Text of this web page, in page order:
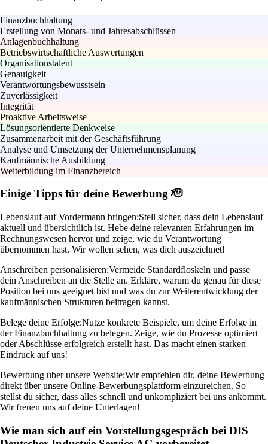
Finanzbuchhaltung
Erstellung von Monats- und Jahresabschlüssen
Anlagenbuchhaltung
Betriebswirtschaftliche Auswertungen
Organisationstalent
Genauigkeit
Verantwortungsbewusstsein
Zuverlässigkeit
Integrität
Proaktive Arbeitsweise
Lösungsorientierte Denkweise
Zusammenarbeit mit der Geschäftsführung
Analyse und Umsetzung der Unternehmensplanung
Kaufmännische Ausbildung
Weiterbildung im Finanzbereich
Einige Tipps für deine Bewerbung 🫡
Lebenslauf auf Vordermann bringen:Stell sicher, dass dein Lebenslauf
aktuell und übersichtlich ist. Hebe deine relevanten Erfahrungen im
Rechnungswesen hervor und zeige, wie du Verantwortung
übernommen hast. Wir wollen sehen, was dich auszeichnet!
Anschreiben personalisieren:Vermeide Standardfloskeln und passe
dein Anschreiben an die Stelle an. Erkläre, warum du genau für diese
Position bei uns geeignet bist und was du zur Weiterentwicklung der
kaufmännischen Strukturen beitragen kannst.
Belege deine Erfolge:Nutze konkrete Beispiele, um deine Erfolge in
der Finanzbuchhaltung zu belegen. Zeige, wie du Prozesse optimiert
oder Abschlüsse erfolgreich erstellt hast. Das macht einen starken
Eindruck auf uns!
Bewerbung über unsere Website:Wir empfehlen dir, deine Bewerbung
direkt über unsere Online-Bewerbungsplattform einzureichen. So
stellst du sicher, dass alles schnell und unkompliziert bei uns ankommt.
Wir freuen uns auf deine Unterlagen!
Wie man sich auf ein Vorstellungsgespräch bei DIS